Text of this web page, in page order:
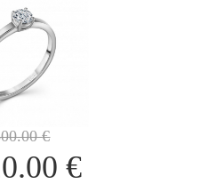
€
€